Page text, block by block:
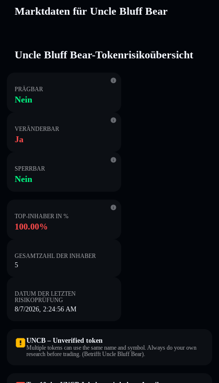
Marktdaten für Uncle Bluff Bear
Uncle Bluff Bear-Tokenrisikoübersicht
PRÄGBAR
Nein
VERÄNDERBAR
Ja
SPERRBAR
Nein
TOP-INHABER IN %
100.00%
GESAMTZAHL DER INHABER
5
DATUM DER LETZTEN
RISIKOPRÜFUNG
8/7/2026, 2:24:56 AM
UNCB – Unverified token
Multiple tokens can use the same name and symbol. Always do your own
research before trading. (Betrifft Uncle Bluff Bear).